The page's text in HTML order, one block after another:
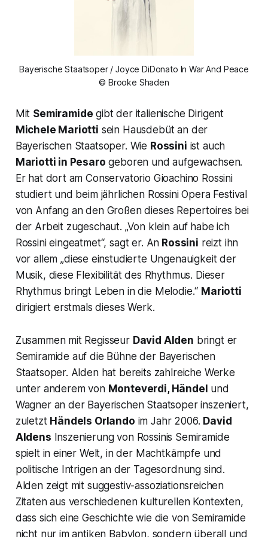
Bayerische Staatsoper / Joyce DiDonato In War And Peace
© Brooke Shaden
Mit Semiramide gibt der italienische Dirigent
Michele Mariotti sein Hausdebüt an der
Bayerischen Staatsoper. Wie Rossini ist auch
Mariotti in Pesaro geboren und aufgewachsen.
Er hat dort am Conservatorio Gioachino Rossini
studiert und beim jährlichen Rossini Opera Festival
von Anfang an den Großen dieses Repertoires bei
der Arbeit zugeschaut. „Von klein auf habe ich
Rossini eingeatmet“, sagt er. An Rossini reizt ihn
vor allem„diese einstudierte Ungenauigkeit der
Musik, diese Flexibilität des Rhythmus. Dieser
Rhythmus bringt Leben in die Melodie.“ Mariotti
dirigiert erstmals dieses Werk.
Zusammen mit Regisseur David Alden bringt er
Semiramide auf die Bühne der Bayerischen
Staatsoper. Alden hat bereits zahlreiche Werke
unter anderem von Monteverdi, Händel und
Wagner an der Bayerischen Staatsoper inszeniert,
zuletzt Händels Orlando im Jahr 2006. David
Aldens Inszenierung von Rossinis Semiramide
spielt in einer Welt, in der Machtkämpfe und
politische Intrigen an der Tagesordnung sind.
Alden zeigt mit suggestiv-assoziationsreichen
Zitaten aus verschiedenen kulturellen Kontexten,
dass sich eine Geschichte wie die von Semiramide
nicht nur im antiken Babylon, sondern überall und